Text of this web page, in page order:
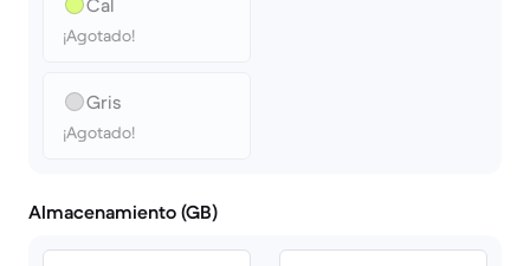
Cal
¡Agotado!
Gris
¡Agotado!
Almacenamiento (GB)